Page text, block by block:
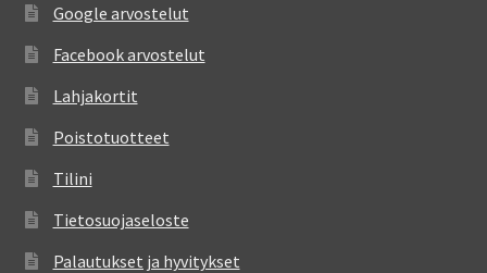
Google arvostelut
Facebook arvostelut
Lahjakortit
Poistotuotteet
Tilini
Tietosuojaseloste
Palautukset ja hyvitykset